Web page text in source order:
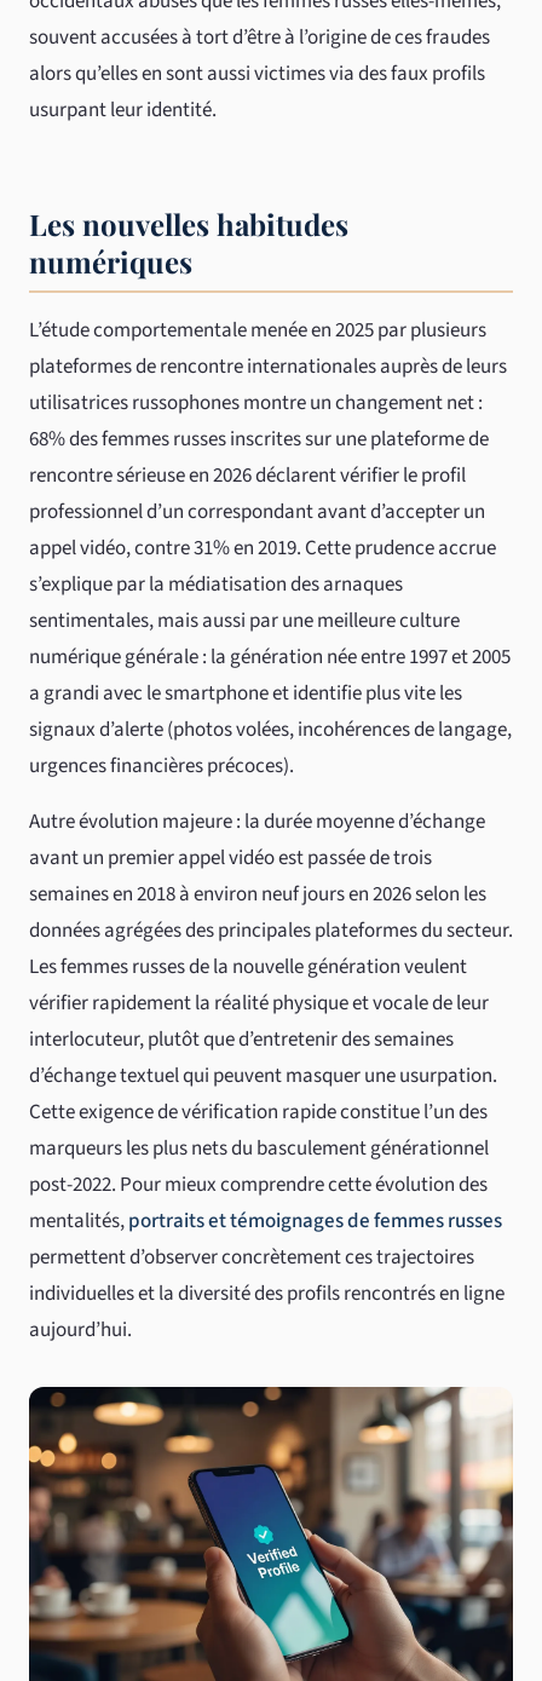
souvent accusées à tort d’être à l’origine de ces fraudes
alors qu’elles en sont aussi victimes via des faux profils
usurpant leur identité.
Les nouvelles habitudes
numériques
L’étude comportementale menée en 2025 par plusieurs
plateformes de rencontre internationales auprès de leurs
utilisatrices russophones montre un changement net :
68% des femmes russes inscrites sur une plateforme de
rencontre sérieuse en 2026 déclarent vérifier le profil
professionnel d’un correspondant avant d’accepter un
appel vidéo, contre 31% en 2019. Cette prudence accrue
s’explique par la médiatisation des arnaques
sentimentales, mais aussi par une meilleure culture
numérique générale : la génération née entre 1997 et 2005
a grandi avec le smartphone et identifie plus vite les
signaux d’alerte (photos volées, incohérences de langage,
urgences financières précoces).
Autre évolution majeure : la durée moyenne d’échange
avant un premier appel vidéo est passée de trois
semaines en 2018 à environ neuf jours en 2026 selon les
données agrégées des principales plateformes du secteur.
Les femmes russes de la nouvelle génération veulent
vérifier rapidement la réalité physique et vocale de leur
interlocuteur, plutôt que d’entretenir des semaines
d’échange textuel qui peuvent masquer une usurpation.
Cette exigence de vérification rapide constitue l’un des
marqueurs les plus nets du basculement générationnel
post-2022. Pour mieux comprendre cette évolution des
mentalités,portraits et témoignages de femmes russes
permettent d’observer concrètement ces trajectoires
individuelles et la diversité des profils rencontrés en ligne
aujourd’hui.